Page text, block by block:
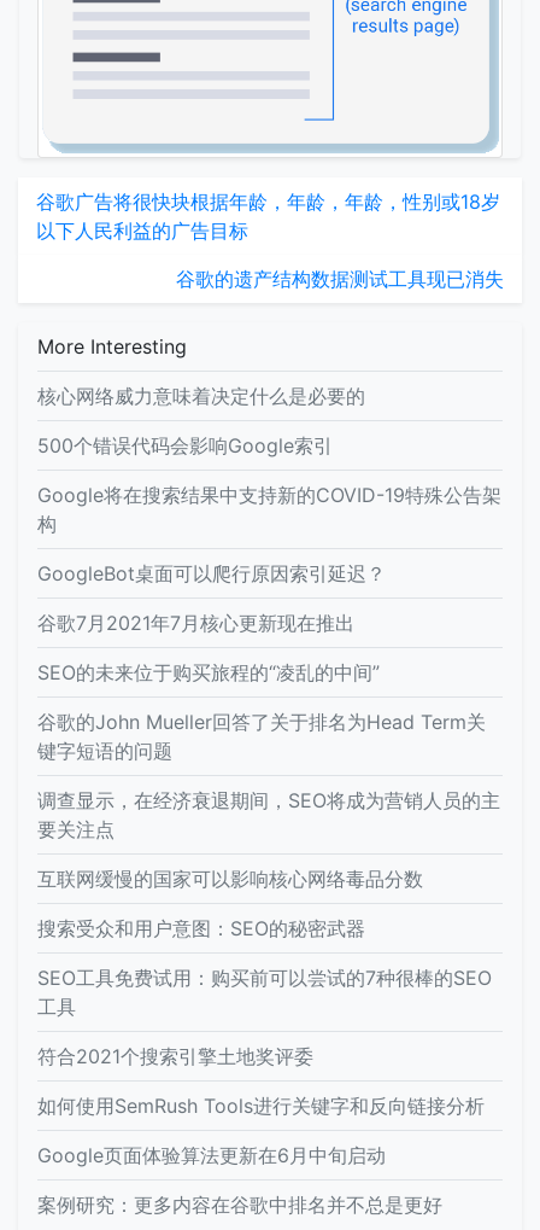
谷歌广告将很快块根据年龄，年龄，年龄，性别或18岁
以下人民利益的广告目标
谷歌的遗产结构数据测试工具现已消失
More Interesting
核心网络威力意味着决定什么是必要的
500个错误代码会影响Google索引
Google将在搜索结果中支持新的COVID-19特殊公告架
构
GoogleBot桌面可以爬行原因索引延迟？
谷歌7月2021年7月核心更新现在推出
SEO的未来位于购买旅程的“凌乱的中间”
谷歌的John Mueller回答了关于排名为Head Term关
键字短语的问题
调查显示，在经济衰退期间，SEO将成为营销人员的主
要关注点
互联网缓慢的国家可以影响核心网络毒品分数
搜索受众和用户意图：SEO的秘密武器
SEO工具免费试用：购买前可以尝试的7种很棒的SEO
工具
符合2021个搜索引擎土地奖评委
如何使用SemRush Tools进行关键字和反向链接分析
Google页面体验算法更新在6月中旬启动
案例研究：更多内容在谷歌中排名并不总是更好